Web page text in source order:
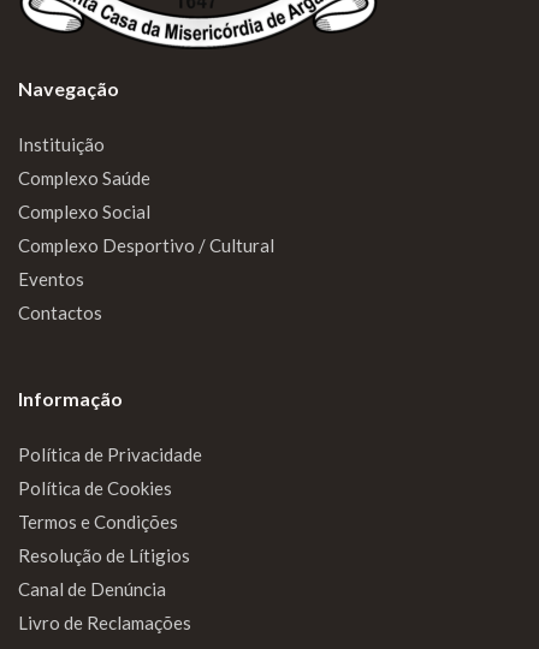
Navegação
Instituição
Complexo Saúde
Complexo Social
Complexo Desportivo / Cultural
Eventos
Contactos
Informação
Política de Privacidade
Política de Cookies
Termos e Condições
Resolução de Lítigios
Canal de Denúncia
Livro de Reclamações